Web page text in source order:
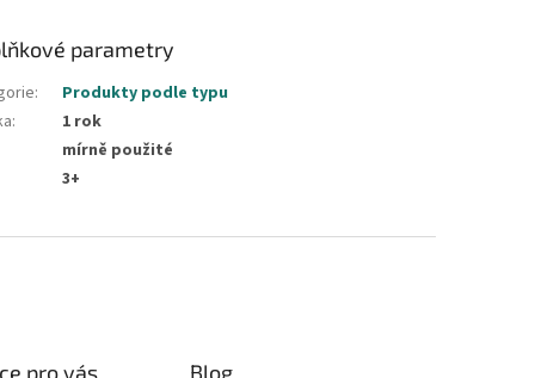
parametry
:
Produkty podle typu
:
1 rok
mírně použité
3+
pro vás Blog